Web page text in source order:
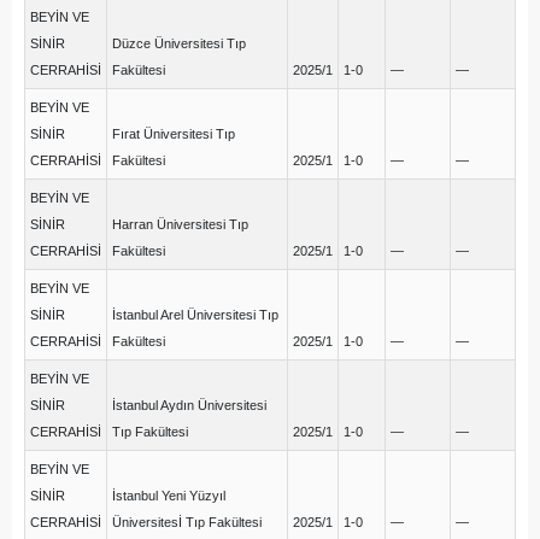
BEYİN VE
SİNİR
CERRAHİSİ
Düzce Üniversitesi Tıp
Fakültesi
2025/1 1-0 — —
BEYİN VE
SİNİR
CERRAHİSİ
Fırat Üniversitesi Tıp
Fakültesi
2025/1 1-0 — —
BEYİN VE
SİNİR
CERRAHİSİ
Harran Üniversitesi Tıp
Fakültesi
2025/1 1-0 — —
BEYİN VE
SİNİR
CERRAHİSİ
İstanbul Arel Üniversitesi Tıp
Fakültesi
2025/1 1-0 — —
BEYİN VE
SİNİR
CERRAHİSİ
İstanbul Aydın Üniversitesi
Tıp Fakültesi
2025/1 1-0 — —
BEYİN VE
SİNİR
CERRAHİSİ
İstanbul Yeni Yüzyıl
Üniversitesİ Tıp Fakültesi
2025/1 1-0 — —